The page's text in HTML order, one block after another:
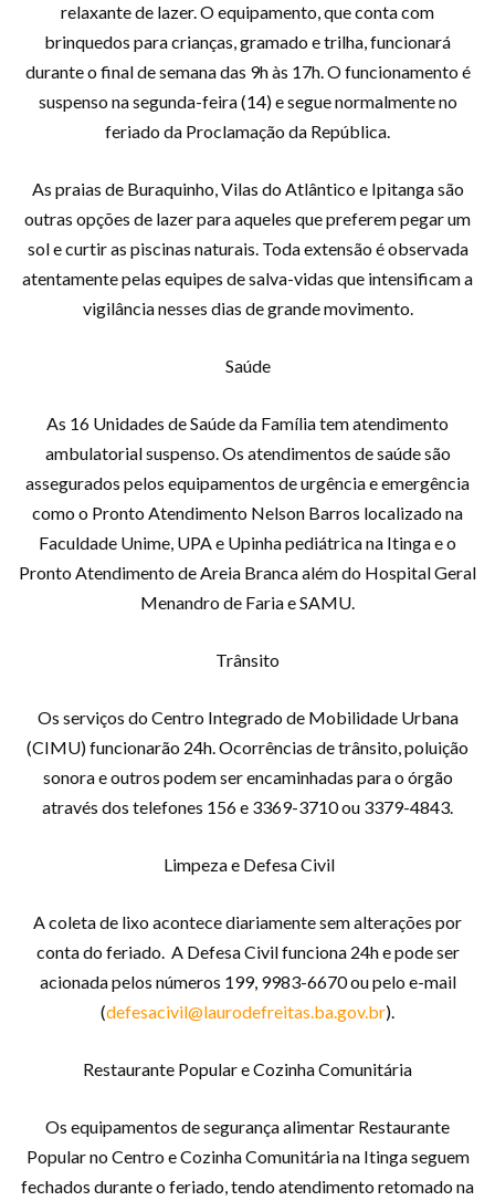
relaxante de lazer. O equipamento, que conta com
brinquedos para crianças, gramado e trilha, funcionará
durante o final de semana das 9h às 17h. O funcionamento é
suspenso na segunda-feira (14) e segue normalmente no
feriado da Proclamação da República.
As praias de Buraquinho, Vilas do Atlântico e Ipitanga são
outras opções de lazer para aqueles que preferem pegar um
sol e curtir as piscinas naturais. Toda extensão é observada
atentamente pelas equipes de salva-vidas que intensificam a
vigilância nesses dias de grande movimento.
Saúde
As 16 Unidades de Saúde da Família tem atendimento
ambulatorial suspenso. Os atendimentos de saúde são
assegurados pelos equipamentos de urgência e emergência
como o Pronto Atendimento Nelson Barros localizado na
Faculdade Unime, UPA e Upinha pediátrica na Itinga e o
Pronto Atendimento de Areia Branca além do Hospital Geral
Menandro de Faria e SAMU.
Trânsito
Os serviços do Centro Integrado de Mobilidade Urbana
(CIMU) funcionarão 24h. Ocorrências de trânsito, poluição
sonora e outros podem ser encaminhadas para o órgão
através dos telefones 156 e 3369-3710 ou 3379-4843.
Limpeza e Defesa Civil
A coleta de lixo acontece diariamente sem alterações por
conta do feriado. A Defesa Civil funciona 24h e pode ser
acionada pelos números 199, 9983-6670 ou pelo e-mail
(defesacivil@laurodefreitas.ba.gov.br).
Restaurante Popular e Cozinha Comunitária
Os equipamentos de segurança alimentar Restaurante
Popular no Centro e Cozinha Comunitária na Itinga seguem
fechados durante o feriado, tendo atendimento retomado na